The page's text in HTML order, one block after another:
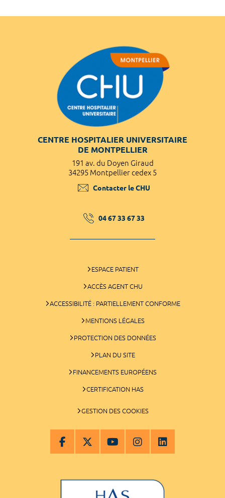
CENTRE HOSPITALIER UNIVERSITAIRE
DE MONTPELLIER
191 av. du Doyen Giraud
34295 Montpellier cedex 5
Contacter le CHU
04 67 33 67 33
ESPACE PATIENT
ACCÈS AGENT CHU
ACCESSIBILITÉ : PARTIELLEMENT CONFORME
MENTIONS LÉGALES
PROTECTION DES DONNÉES
PLAN DU SITE
FINANCEMENTS EUROPÉENS
CERTIFICATION HAS
GESTION DES COOKIES